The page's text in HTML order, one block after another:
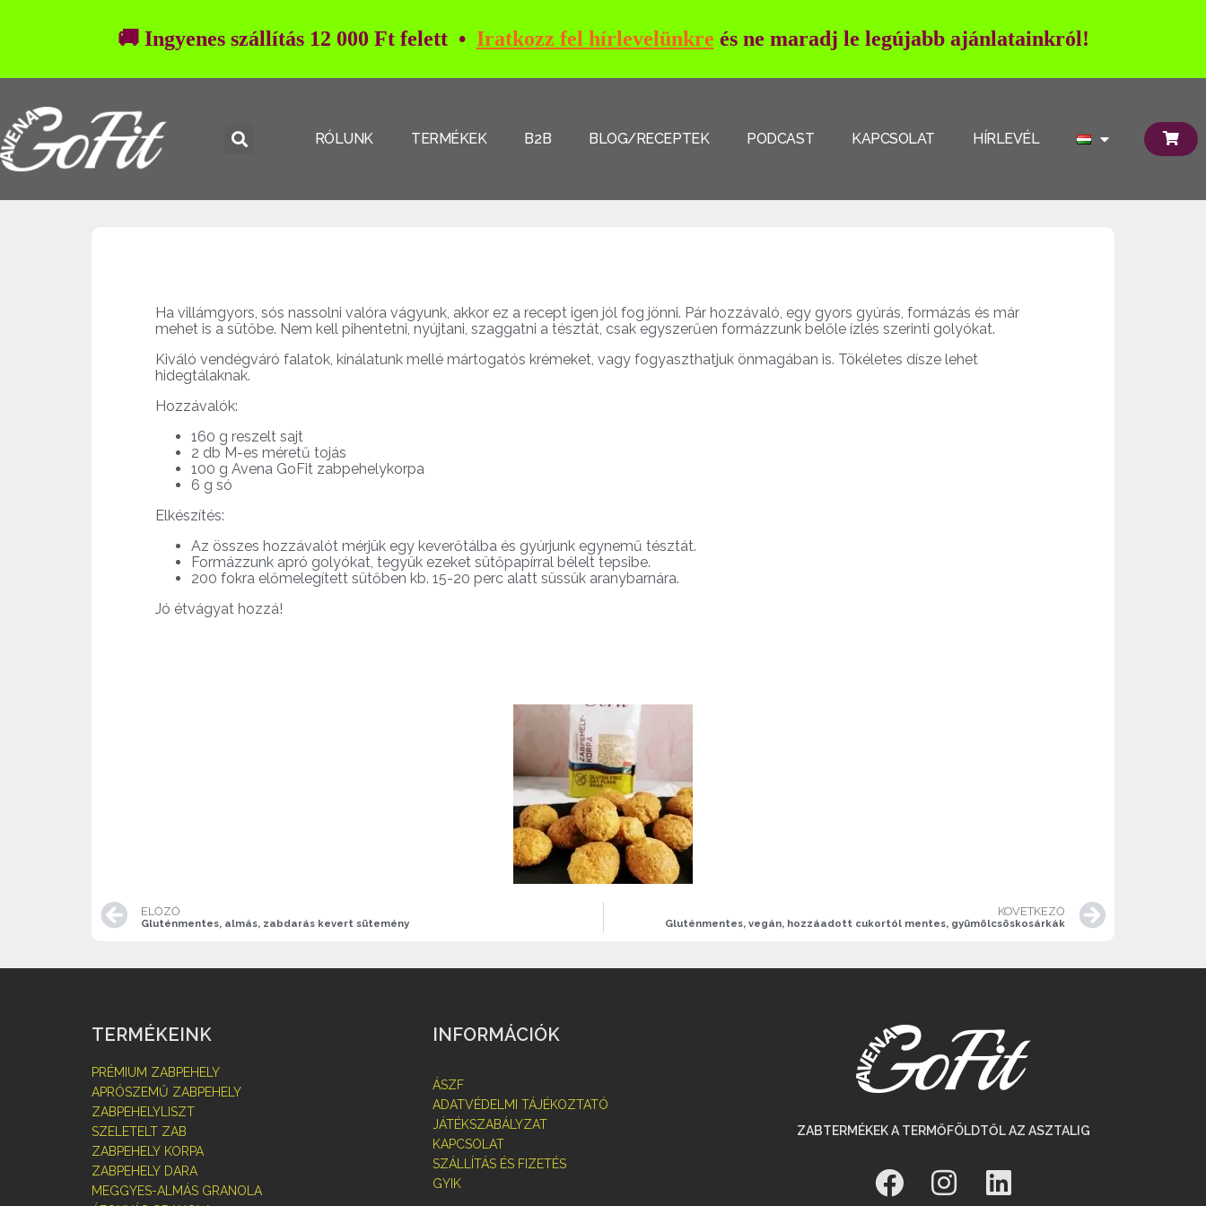
🚚 Ingyenes szállítás 12 000 Ft felett • Iratkozz fel hírlevelünkre és ne maradj le legújabb ajánlatainkról!
RÓLUNK TERMÉKEK B2B BLOG/RECEPTEK PODCAST KAPCSOLAT HÍRLEVÉL
Ha villámgyors, sós nassolni valóra vágyunk, akkor ez a recept igen jól fog jönni. Pár hozzávaló, egy gyors gyúrás, formázás és már
mehet is a sütőbe. Nem kell pihentetni, nyújtani, szaggatni a tésztát, csak egyszerűen formázzunk belőle ízlés szerinti golyókat.
Kiváló vendégváró falatok, kínálatunk mellé mártogatós krémeket, vagy fogyaszthatjuk önmagában is. Tökéletes dísze lehet
hidegtálaknak.
Hozzávalók:
160 g reszelt sajt
2 db M-es méretű tojás
100 g Avena GoFit zabpehelykorpa
6 g só
Elkészítés:
Az összes hozzávalót mérjük egy keverőtálba és gyúrjunk egynemű tésztát.
Formázzunk apró golyókat, tegyük ezeket sütőpapírral bélelt tepsibe.
200 fokra előmelegített sütőben kb. 15-20 perc alatt süssük aranybarnára.
Jó étvágyat hozzá!
ELŐZŐ
Gluténmentes, almás, zabdarás kevert sütemény
KÖVETKEZŐ
Gluténmentes, vegán, hozzáadott cukortól mentes, gyümölcsöskosárkák
TERMÉKEINK
PRÉMIUM ZABPEHELY
APRÓSZEMŰ ZABPEHELY
ZABPEHELYLISZT
SZELETELT ZAB
ZABPEHELY KORPA
ZABPEHELY DARA
MEGGYES-ALMÁS GRANOLA
INFORMÁCIÓK
ÁSZF
ADATVÉDELMI TÁJÉKOZTATÓ
JÁTÉKSZABÁLYZAT
KAPCSOLAT
SZÁLLÍTÁS ÉS FIZETÉS
GYIK
ZABTERMÉKEK A TERMŐFÖLDTŐL AZ ASZTALIG